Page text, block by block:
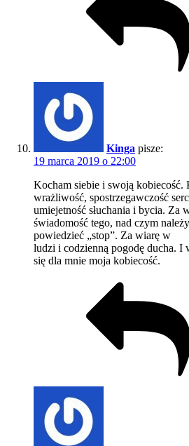
Kinga pisze:
19 marca 2019 o 22:00
Kocham siebie i swoją kobiecość.
wrażliwość, spostrzegawczość
umiejetność słuchania i bycia. Za
świadomość tego, nad czym
powiedzieć „stop”. Za wiarę w
ludzi i codzienną pogodę ducha. I
się dla mnie moja kobiecość.